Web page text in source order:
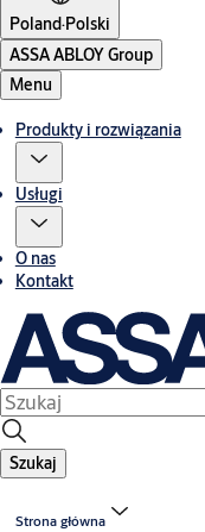
Poland·Polski
ASSA ABLOY Group
Menu
Produkty i rozwiązania
Usługi
O nas
Kontakt
Szukaj
Strona główna